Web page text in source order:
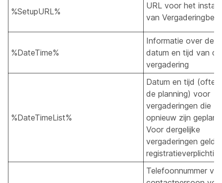
%SetupURL%
URL voor het
van
%DateTime%
Informatie over de
datum en tijd van de
vergadering
%DateTimeList%
Datum en tijd
de planning) voor
vergaderingen die
opnieuw zijn
Voor dergelijke
vergaderingen geldt
Telefoonnummer